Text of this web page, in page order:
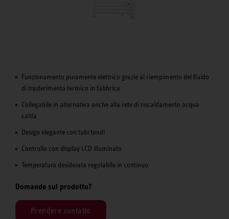
Funzionamento puramente elettrico grazie al riempimento del fluido
di trasferimento termico in fabbrica
Collegabile in alternativa anche alla rete di riscaldamento acqua
calda
Design elegante con tubi tondi
Controllo con display LCD illuminato
Temperatura desiderata regolabile in continuo
Domande sul prodotto?
Prendere contatto